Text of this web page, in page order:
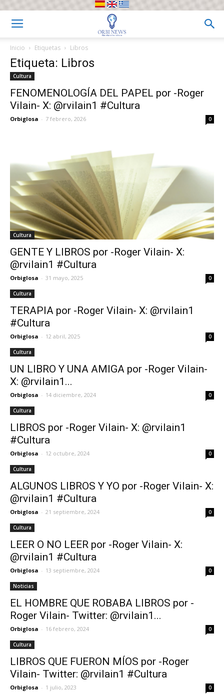
Inicio Etiquetas Libros
Etiqueta: Libros
Cultura
FENOMENOLOGÍA DEL PAPEL por -Roger
Vilain- X: @rvilain1 #Cultura
Orbiglosa - 7 febrero, 2026 0
Cultura
GENTE Y LIBROS por -Roger Vilain- X:
@rvilain1 #Cultura
Orbiglosa - 31 mayo, 2025 0
Cultura
TERAPIA por -Roger Vilain- X: @rvilain1
#Cultura
Orbiglosa - 12 abril, 2025 0
Cultura
UN LIBRO Y UNA AMIGA por -Roger Vilain-
X: @rvilain1...
Orbiglosa - 14 diciembre, 2024 0
Cultura
LIBROS por -Roger Vilain- X: @rvilain1
#Cultura
Orbiglosa - 12 octubre, 2024 0
Cultura
ALGUNOS LIBROS Y YO por -Roger Vilain- X:
@rvilain1 #Cultura
Orbiglosa - 21 septiembre, 2024 0
Cultura
LEER O NO LEER por -Roger Vilain- X:
@rvilain1 #Cultura
Orbiglosa - 13 septiembre, 2024 0
Noticias
EL HOMBRE QUE ROBABA LIBROS por -
Roger Vilain- Twitter: @rvilain1...
Orbiglosa - 16 febrero, 2024 0
Cultura
LIBROS QUE FUERON MÍOS por -Roger
Vilain- Twitter: @rvilain1 #Cultura
Orbiglosa - 1 julio, 2023 0